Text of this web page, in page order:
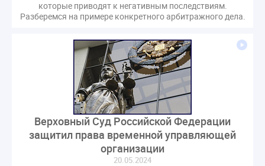
которые приводят к негативным последствиям.
Разберемся на примере конкретного арбитражного дела.
Верховный Суд Российской Федерации
защитил права временной управляющей
организации
20.05.2024